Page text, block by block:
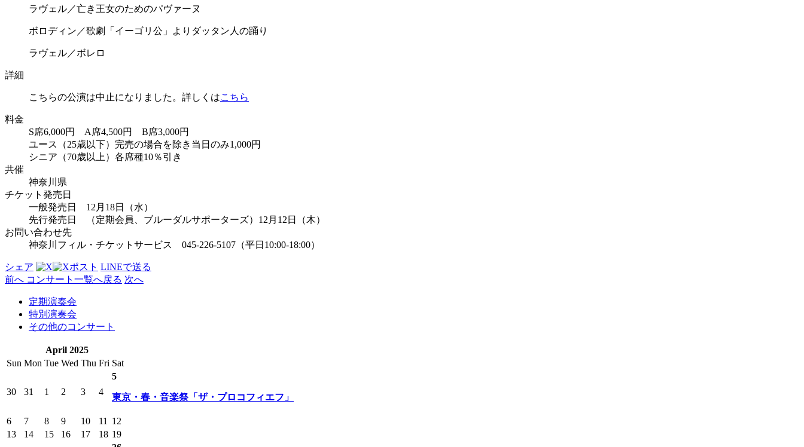
ラヴェル／亡き王女のためのパヴァーヌ
ボロディン／歌劇「イーゴリ公」よりダッタン人の踊り
ラヴェル／ボレロ
詳細
こちらの公演は中止になりました。詳しくはこちら
料金
S席6,000円 A席4,500円 B席3,000円
ユース（25歳以下）完売の場合を除き当日のみ1,000円
シニア（70歳以上）各席種10％引き
共催
神奈川県
チケット発売日
一般発売日 12月18日（水）
先行発売日 （定期会員、ブルーダルサポーターズ）12月12日（木）
お問い合わせ先
神奈川フィル・チケットサービス 045-226-5107（平日10:00-18:00）
シェア ポスト LINEで送る
前へ コンサート 一覧へ戻る 次へ
定期演奏会
特別演奏会
その他のコンサート
April 2025
Sun Mon Tue Wed Thu Fri Sat
30 31 1 2 3 4
5
東京・春・音楽祭「ザ・プロコフィエフ」
6 7 8 9 10 11
12
13
14 15 16 17 18 19